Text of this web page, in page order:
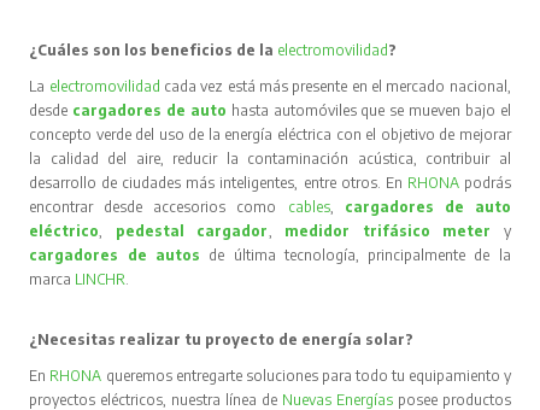
¿Cuáles son los beneficios de la electromovilidad?
La electromovilidad cada vez está más presente en el mercado nacional,
desde cargadores de auto hasta automóviles que se mueven bajo el
concepto verde del uso de la energía eléctrica con el objetivo de mejorar
la calidad del aire, reducir la contaminación acústica, contribuir al
desarrollo de ciudades más inteligentes, entre otros. En RHONA podrás
encontrar desde accesorios como cables, cargadores de auto
eléctrico
pedestal cargador medidor trifásico meter
y
cargadores de autos de última tecnología, principalmente de la
marca LINCHR
¿Necesitas realizar tu proyecto de energía solar?
En RHONA queremos entregarte soluciones para todo tu equipamiento y
proyectos eléctricos, nuestra línea de Nuevas Energíasposee productos